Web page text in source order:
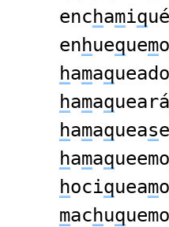
enchamiqué
enhuequemo
hamaqueado
hamaqueará
hamaqueas
hamaqueemo
hociqueamo
machuquemo